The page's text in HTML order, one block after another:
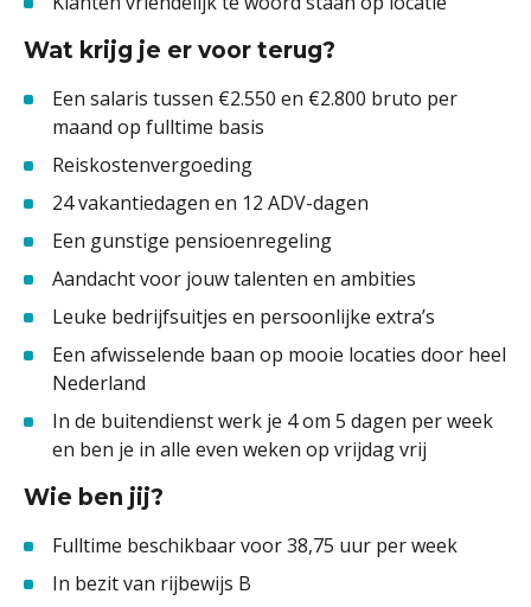
Wat krijg je er voor terug?
Een salaris tussen €2.550 en €2.800 bruto per
maand op fulltime basis
Reiskostenvergoeding
24 vakantiedagen en 12 ADV-dagen
Een gunstige pensioenregeling
Aandacht voor jouw talenten en ambities
Leuke bedrijfsuitjes en persoonlijke extra’s
Een afwisselende baan op mooie locaties door heel
Nederland
In de buitendienst werk je 4 om 5 dagen per week
en ben je in alle even weken op vrijdag vrij
Wie ben jij?
Fulltime beschikbaar voor 38,75 uur per week
In bezit van rijbewijs B